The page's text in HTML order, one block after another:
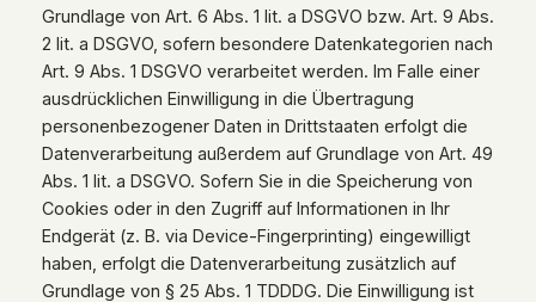
Grundlage von Art. 6 Abs. 1 lit. a DSGVO bzw. Art. 9 Abs.
2 lit. a DSGVO, sofern besondere Datenkategorien nach
Art. 9 Abs. 1 DSGVO verarbeitet werden. Im Falle einer
ausdrücklichen Einwilligung in die Übertragung
personenbezogener Daten in Drittstaaten erfolgt die
Datenverarbeitung außerdem auf Grundlage von Art. 49
Abs. 1 lit. a DSGVO. Sofern Sie in die Speicherung von
Cookies oder in den Zugriff auf Informationen in Ihr
Endgerät (z. B. via Device-Fingerprinting) eingewilligt
haben, erfolgt die Datenverarbeitung zusätzlich auf
Grundlage von § 25 Abs. 1 TDDDG. Die Einwilligung ist